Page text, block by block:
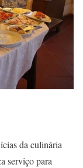
da culinária
serviço para